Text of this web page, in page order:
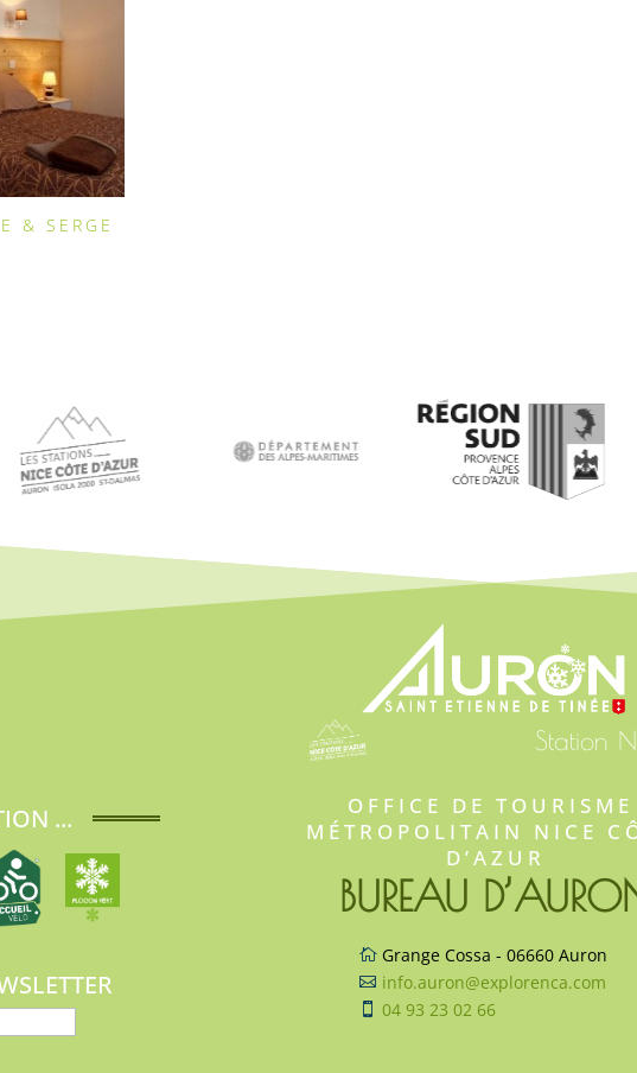
& SERGE
Station
...
OFFICE DE TOURISME
MÉTROPOLITAIN NICE
D’AZUR
BUREAU
 Grange Cossa - 06660 Auron
 info.auron@explorenca.com
 04 93 23 02 66